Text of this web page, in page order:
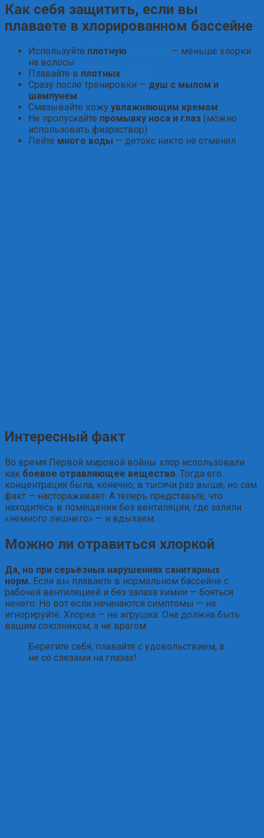
Как себя защитить, если вы
плаваете в хлорированном бассейне
Используйте плотную
— меньше хлорки
на волосы
Плавайте в плотных
Сразу после тренировки — душ с мылом и
шампунем
Смазывайте кожу увлажняющим кремом
Не пропускайте промывку носа и глаз (можно
использовать физраствор)
Пейте много воды — детокс никто не отменял
Интересный факт
Во время Первой мировой войны хлор использовали
как боевое отравляющее вещество. Тогда его
концентрация была, конечно, в тысячи раз выше, но сам
факт — настораживает. А теперь представьте, что
находитесь в помещении без вентиляции, где залили
«немного лишнего» — и вдыхаем…
Можно ли отравиться хлоркой
Да, но при серьёзных нарушениях санитарных
норм. Если вы плаваете в нормальном бассейне с
рабочей вентиляцией и без запаха химии — бояться
нечего. Но вот если начинаются симптомы — не
игнорируйте. Хлорка — не игрушка. Она должна быть
вашим союзником, а не врагом.
Берегите себя, плавайте с удовольствием, а
не со слезами на глазах!